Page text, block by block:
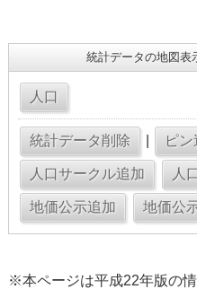
統計データの地図
※本ページは平成22年版の